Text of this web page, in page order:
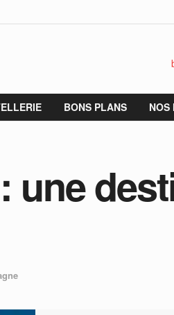
BONS PLANS NOS
une